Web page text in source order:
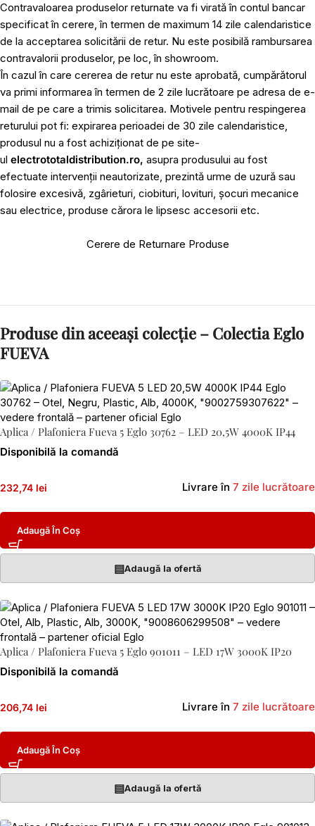
Contravaloarea produselor returnate va fi virată în contul bancar
specificat în cerere, în termen de maximum 14 zile calendaristice
de la acceptarea solicitării de retur. Nu este posibilă rambursarea
contravalorii produselor, pe loc, în showroom.
În cazul în care cererea de retur nu este aprobată, cumpărătorul
va primi informarea în termen de 2 zile lucrătoare pe adresa de e-
mail de pe care a trimis solicitarea. Motivele pentru respingerea
returului pot fi: expirarea perioadei de 30 zile calendaristice,
produsul nu a fost achiziționat de pe site-
ul electrototaldistribution.ro, asupra produsului au fost
efectuate intervenții neautorizate, prezintă urme de uzură sau
folosire excesivă, zgârieturi, ciobituri, lovituri, șocuri mecanice
sau electrice, produse cărora le lipsesc accesorii etc.
Cerere de Returnare Produse
Produse din aceeași colecție – Colectia Eglo
FUEVA
Aplica / Plafoniera Fueva 5 Eglo 30762 – LED 20,5W 4000K IP44
Disponibilă la comandă
232,74 lei Livrare în 7 zile lucrătoare
Adaugă În Coș
▤Adaugă la ofertă
Aplica / Plafoniera Fueva 5 Eglo 901011 – LED 17W 3000K IP20
Disponibilă la comandă
206,74 lei Livrare în 7 zile lucrătoare
Adaugă În Coș
▤Adaugă la ofertă